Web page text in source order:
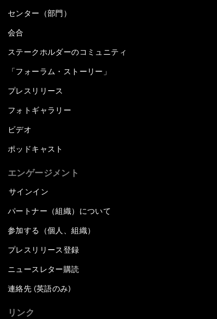
センター（部門）
会合
ステークホルダーのコミュニティ
「フォーラム・ストーリー」
プレスリリース
フォトギャラリー
ビデオ
ポッドキャスト
エンゲージメント
サインイン
パートナー（組織）について
参加する（個人、組織）
プレスリリース登録
ニュースレター購読
連絡先 (英語のみ)
リンク